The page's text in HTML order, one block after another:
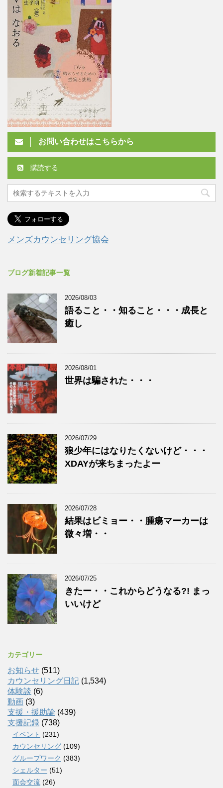
お問い合わせはこちらから
購読する
メンズカウンセリング協会
ブログ新着記事一覧
2026/08/03
語ること・・知ること・・・成長と
癒し
2026/08/01
世界は騙された・・・
2026/07/29
狼少年にはなりたくないけど・・・
XDAYが来ちまったよー
2026/07/28
結果はビミョー・・腫瘍マーカーは
微々増・・
2026/07/25
きたー・・これからどうなる?! まっ
いいけど
カテゴリー
お知らせ (511)
カウンセリング日記 (1,534)
体験談 (6)
動画 (3)
支援・援助論 (439)
支援記録 (738)
イベント (231)
カウンセリング (109)
グループワーク (383)
シェルター (51)
面会交流 (26)